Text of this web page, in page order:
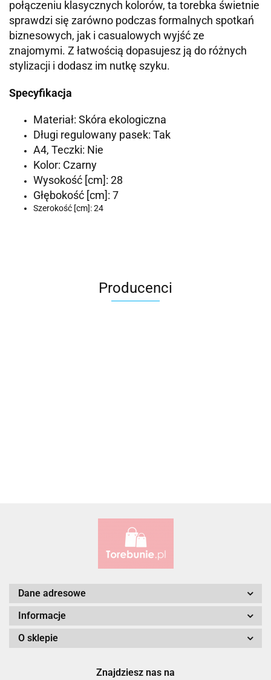
połączeniu klasycznych kolorów, ta torebka świetnie
sprawdzi się zarówno podczas formalnych spotkań
biznesowych, jak i casualowych wyjść ze
znajomymi. Z łatwością dopasujesz ją do różnych
stylizacji i dodasz im nutkę szyku.
Specyfikacja
Materiał: Skóra ekologiczna
Długi regulowany pasek: Tak
A4, Teczki: Nie
Kolor: Czarny
Wysokość [cm]: 28
Głębokość [cm]: 7
Szerokość [cm]: 24
Producenci
Alessandro Paoli
Dane adresowe
Informacje
O sklepie
Znajdziesz nas na